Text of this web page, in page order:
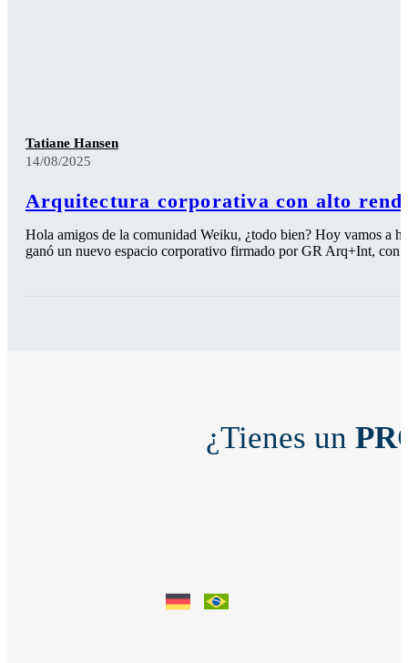
Tatiane Hansen
14/08/2025
Arquitectura corporativa con alto
Hola amigos de la comunidad Weiku, ¿todo bien? Hoy vamos a
ganó un nuevo espacio corporativo firmado por GR Arq+Int,
¿Tienes un